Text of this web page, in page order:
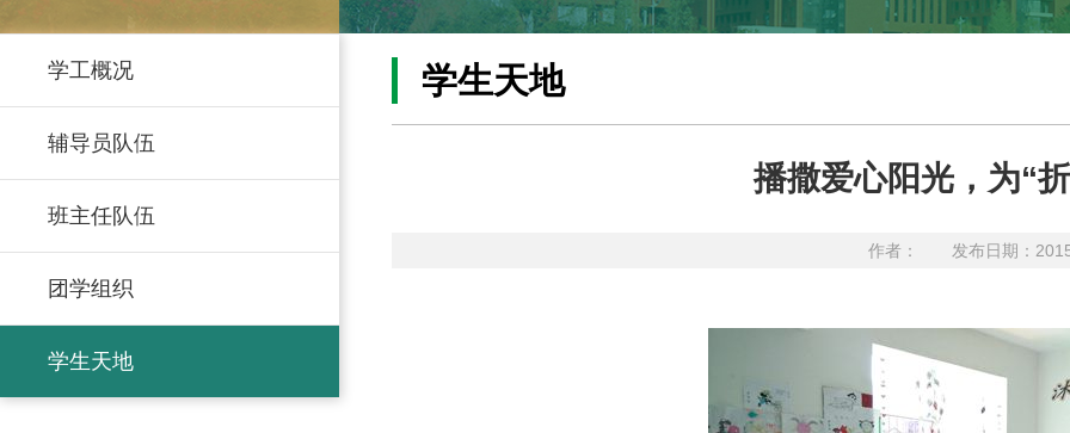
学工概况
辅导员队伍
班主任队伍
团学组织
学生天地
学生天地
播撒爱心阳光，为“
作者： 发布日期：